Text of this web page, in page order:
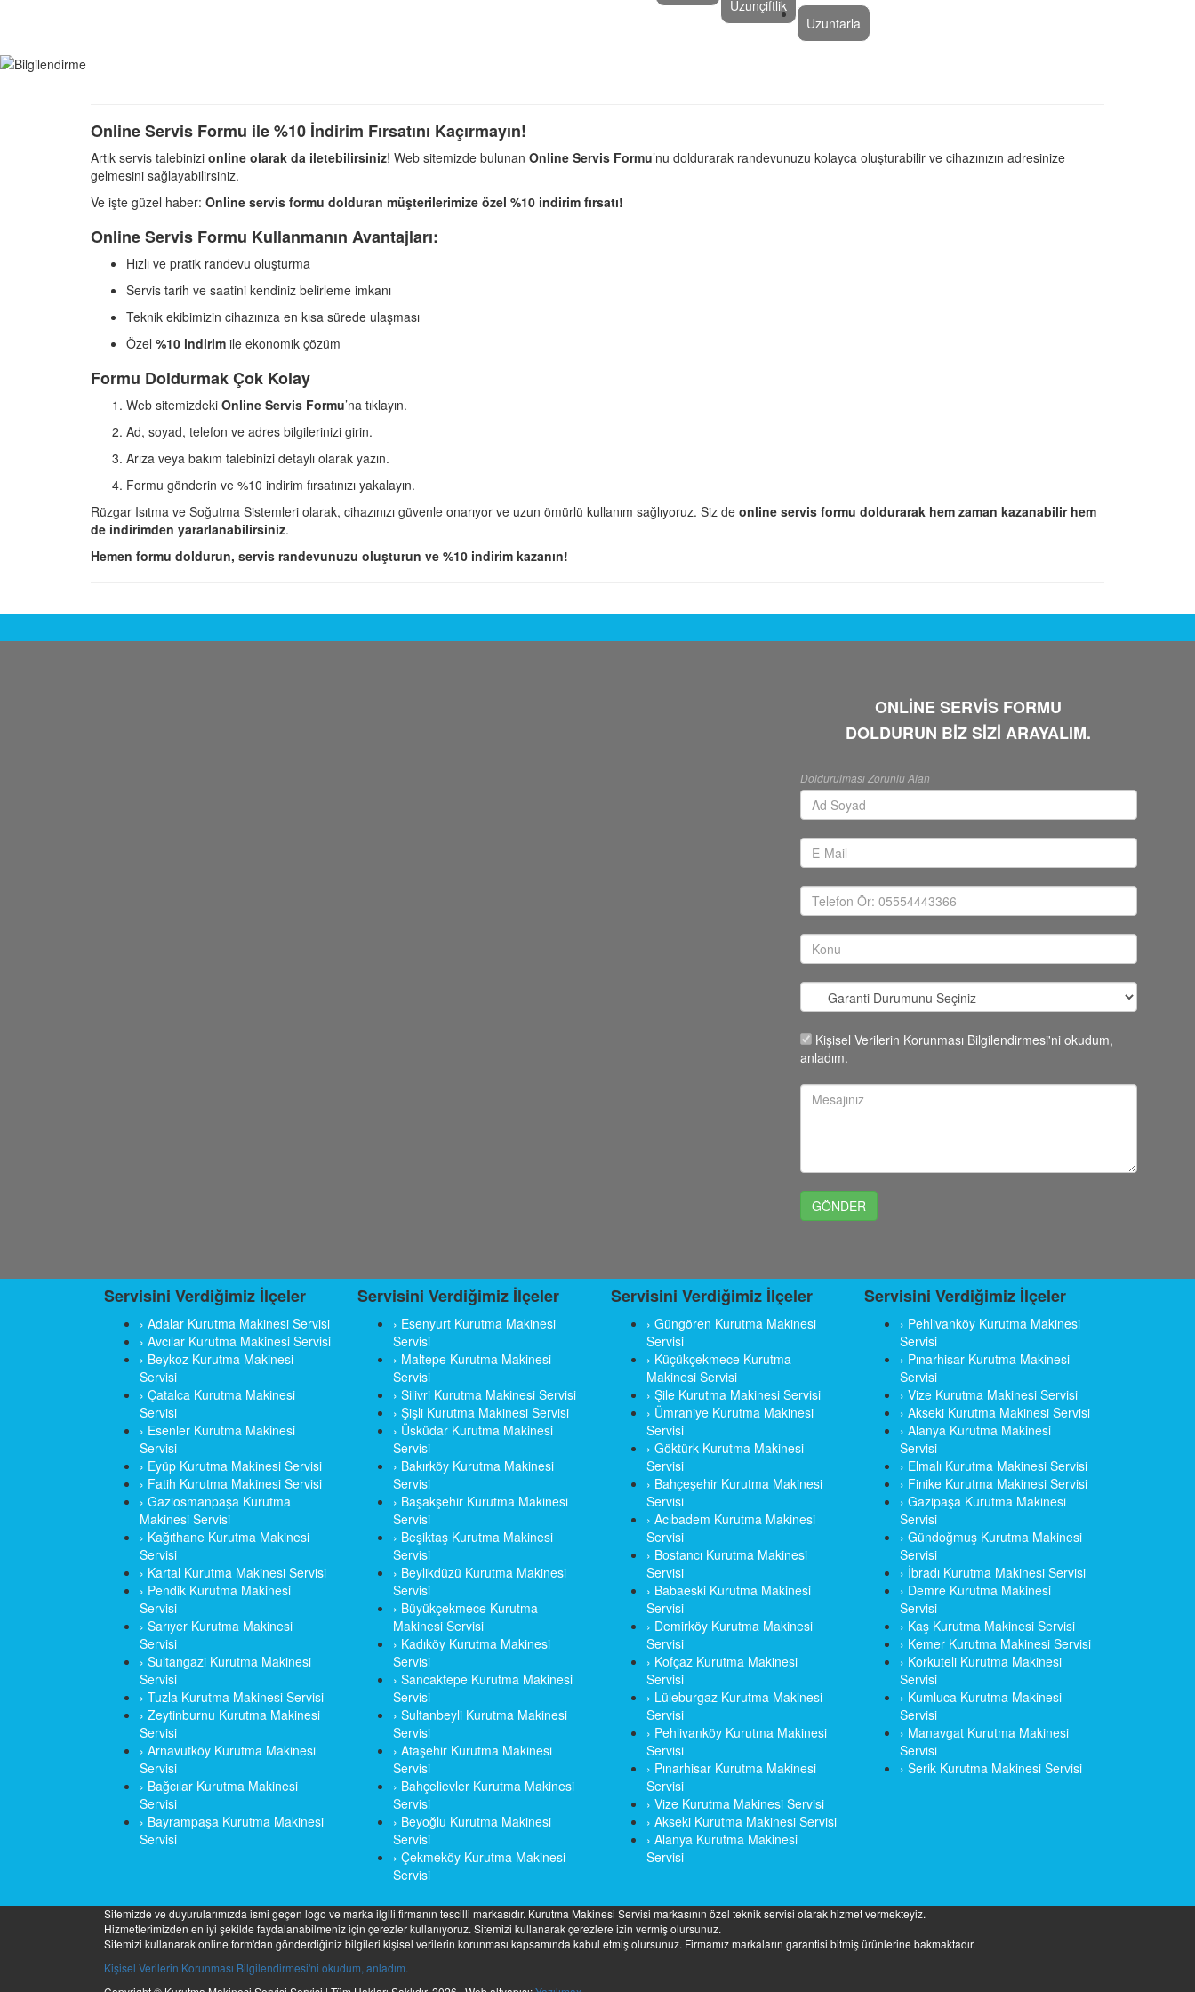
Uzunçiftlik
Uzuntarla
Online Servis Formu ile %10 İndirim Fırsatını Kaçırmayın!
Artık servis talebinizi online olarak da iletebilirsiniz! Web sitemizde bulunan Online Servis Formu’nu doldurarak randevunuzu kolayca oluşturabilir ve cihazınızın adresinize
gelmesini sağlayabilirsiniz.
Ve işte güzel haber: Online servis formu dolduran müşterilerimize özel %10 indirim fırsatı!
Online Servis Formu Kullanmanın Avantajları:
Hızlı ve pratik randevu oluşturma
Servis tarih ve saatini kendiniz belirleme imkanı
Teknik ekibimizin cihazınıza en kısa sürede ulaşması
Özel %10 indirim ile ekonomik çözüm
Formu Doldurmak Çok Kolay
Web sitemizdeki Online Servis Formu’na tıklayın.
Ad, soyad, telefon ve adres bilgilerinizi girin.
Arıza veya bakım talebinizi detaylı olarak yazın.
Formu gönderin ve %10 indirim fırsatınızı yakalayın.
Rüzgar Isıtma ve Soğutma Sistemleri olarak, cihazınızı güvenle onarıyor ve uzun ömürlü kullanım sağlıyoruz. Siz de online servis formu doldurarak hem zaman kazanabilir hem
de indirimden yararlanabilirsiniz.
Hemen formu doldurun, servis randevunuzu oluşturun ve %10 indirim kazanın!
ONLİNE SERVİS FORMU
DOLDURUN BİZ SİZİ ARAYALIM.
Doldurulması Zorunlu Alan
Kişisel Verilerin Korunması Bilgilendirmesi'ni okudum,
anladım.
Servisini Verdiğimiz İlçeler
› Adalar Kurutma Makinesi Servisi
› Avcılar Kurutma Makinesi Servisi
› Beykoz Kurutma Makinesi
Servisi
› Çatalca Kurutma Makinesi
Servisi
› Esenler Kurutma Makinesi
Servisi
› Eyüp Kurutma Makinesi Servisi
› Fatih Kurutma Makinesi Servisi
› Gaziosmanpaşa Kurutma
Makinesi Servisi
› Kağıthane Kurutma Makinesi
Servisi
› Kartal Kurutma Makinesi Servisi
› Pendik Kurutma Makinesi
Servisi
› Sarıyer Kurutma Makinesi
Servisi
› Sultangazi Kurutma Makinesi
Servisi
› Tuzla Kurutma Makinesi Servisi
› Zeytinburnu Kurutma Makinesi
Servisi
› Arnavutköy Kurutma Makinesi
Servisi
› Bağcılar Kurutma Makinesi
Servisi
› Bayrampaşa Kurutma Makinesi
Servisi
Servisini Verdiğimiz İlçeler
› Esenyurt Kurutma Makinesi
Servisi
› Maltepe Kurutma Makinesi
Servisi
› Silivri Kurutma Makinesi Servisi
› Şişli Kurutma Makinesi Servisi
› Üsküdar Kurutma Makinesi
Servisi
› Bakırköy Kurutma Makinesi
Servisi
› Başakşehir Kurutma Makinesi
Servisi
› Beşiktaş Kurutma Makinesi
Servisi
› Beylikdüzü Kurutma Makinesi
Servisi
› Büyükçekmece Kurutma
Makinesi Servisi
› Kadıköy Kurutma Makinesi
Servisi
› Sancaktepe Kurutma Makinesi
Servisi
› Sultanbeyli Kurutma Makinesi
Servisi
› Ataşehir Kurutma Makinesi
Servisi
› Bahçelievler Kurutma Makinesi
Servisi
› Beyoğlu Kurutma Makinesi
Servisi
› Çekmeköy Kurutma Makinesi
Servisi
Servisini Verdiğimiz İlçeler
› Güngören Kurutma Makinesi
Servisi
› Küçükçekmece Kurutma
Makinesi Servisi
› Şile Kurutma Makinesi Servisi
› Ümraniye Kurutma Makinesi
Servisi
› Göktürk Kurutma Makinesi
Servisi
› Bahçeşehir Kurutma Makinesi
Servisi
› Acıbadem Kurutma Makinesi
Servisi
› Bostancı Kurutma Makinesi
Servisi
› Babaeski Kurutma Makinesi
Servisi
› Demirköy Kurutma Makinesi
Servisi
› Kofçaz Kurutma Makinesi
Servisi
› Lüleburgaz Kurutma Makinesi
Servisi
› Pehlivanköy Kurutma Makinesi
Servisi
› Pınarhisar Kurutma Makinesi
Servisi
› Vize Kurutma Makinesi Servisi
› Akseki Kurutma Makinesi Servisi
› Alanya Kurutma Makinesi
Servisi
Servisini Verdiğimiz İlçeler
› Pehlivanköy Kurutma Makinesi
Servisi
› Pınarhisar Kurutma Makinesi
Servisi
› Vize Kurutma Makinesi Servisi
› Akseki Kurutma Makinesi Servisi
› Alanya Kurutma Makinesi
Servisi
› Elmalı Kurutma Makinesi Servisi
› Finike Kurutma Makinesi Servisi
› Gazipaşa Kurutma Makinesi
Servisi
› Gündoğmuş Kurutma Makinesi
Servisi
› İbradı Kurutma Makinesi Servisi
› Demre Kurutma Makinesi
Servisi
› Kaş Kurutma Makinesi Servisi
› Kemer Kurutma Makinesi Servisi
› Korkuteli Kurutma Makinesi
Servisi
› Kumluca Kurutma Makinesi
Servisi
› Manavgat Kurutma Makinesi
Servisi
› Serik Kurutma Makinesi Servisi
Sitemizde ve duyurularımızda ismi geçen logo ve marka ilgili firmanın tescilli markasıdır. Kurutma Makinesi Servisi markasının özel teknik servisi olarak hizmet vermekteyiz.
Hizmetlerimizden en iyi şekilde faydalanabilmeniz için çerezler kullanıyoruz. Sitemizi kullanarak çerezlere izin vermiş olursunuz.
Sitemizi kullanarak online form'dan gönderdiğiniz bilgileri kişisel verilerin korunması kapsamında kabul etmiş olursunuz. Firmamız markaların garantisi bitmiş ürünlerine bakmaktadır.
Kişisel Verilerin Korunması Bilgilendirmesi'ni okudum, anladım.